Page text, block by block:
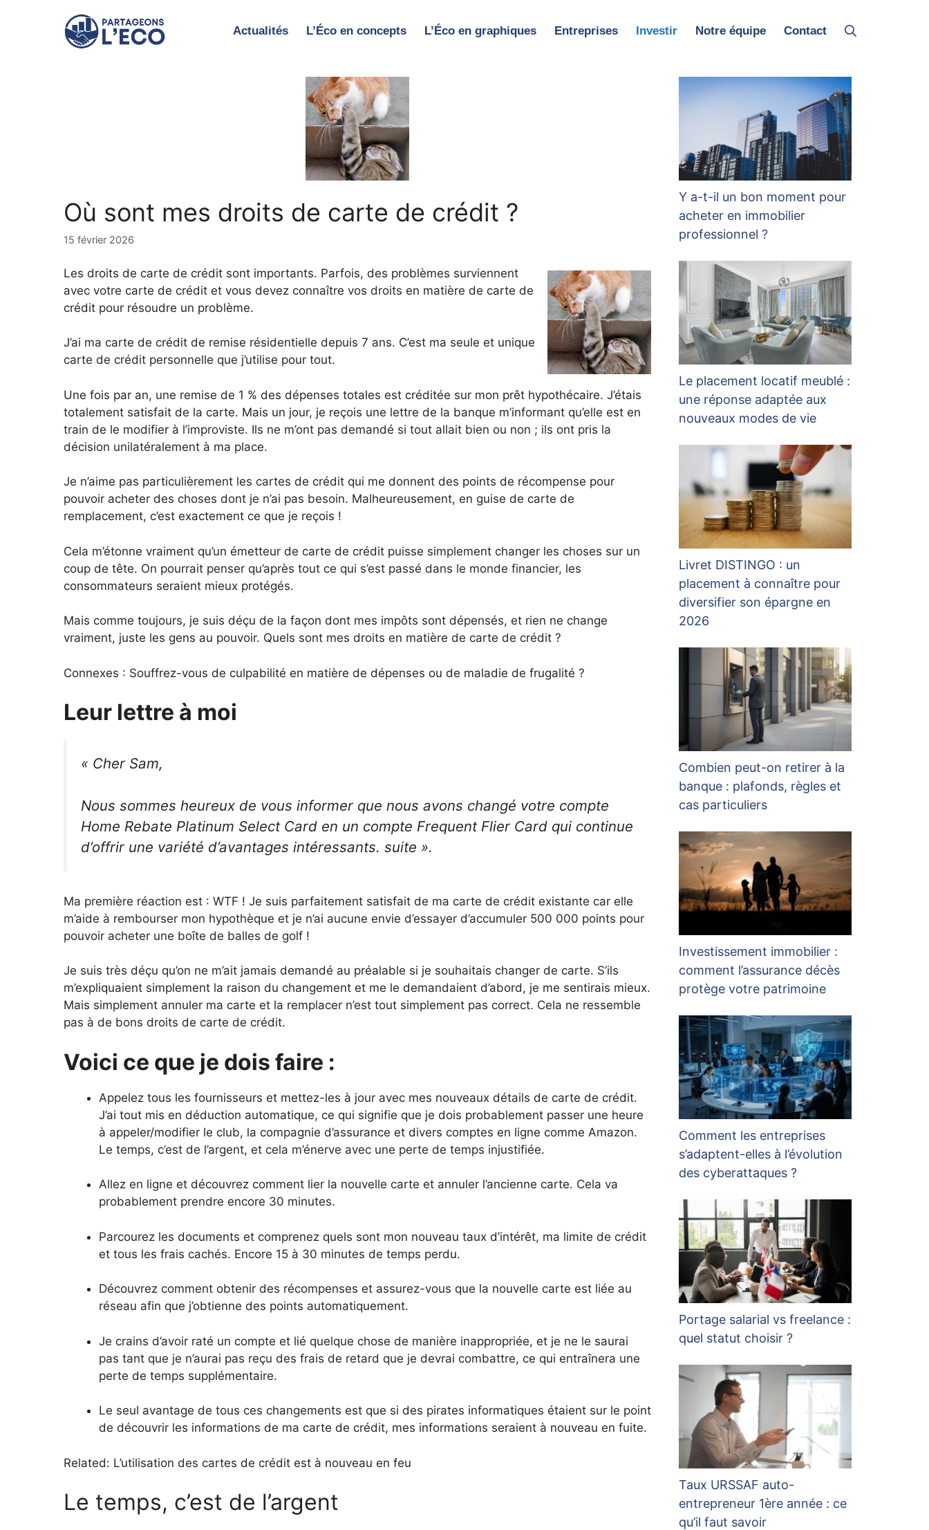
Actualités L’Éco en concepts L’Éco en graphiques Entreprises Investir Notre équipe Contact
Où sont mes droits de carte de crédit ?
15 février 2026
Les droits de carte de crédit sont importants. Parfois, des problèmes surviennent
avec votre carte de crédit et vous devez connaître vos droits en matière de carte de
crédit pour résoudre un problème.
J’ai ma carte de crédit de remise résidentielle depuis 7 ans. C’est ma seule et unique
carte de crédit personnelle que j’utilise pour tout.
Une fois par an, une remise de 1 % des dépenses totales est créditée sur mon prêt hypothécaire. J’étais
totalement satisfait de la carte. Mais un jour, je reçois une lettre de la banque m’informant qu’elle est en
train de le modifier à l’improviste. Ils ne m’ont pas demandé si tout allait bien ou non ; ils ont pris la
décision unilatéralement à ma place.
Je n’aime pas particulièrement les cartes de crédit qui me donnent des points de récompense pour
pouvoir acheter des choses dont je n’ai pas besoin. Malheureusement, en guise de carte de
remplacement, c’est exactement ce que je reçois !
Cela m’étonne vraiment qu’un émetteur de carte de crédit puisse simplement changer les choses sur un
coup de tête. On pourrait penser qu’après tout ce qui s’est passé dans le monde financier, les
consommateurs seraient mieux protégés.
Mais comme toujours, je suis déçu de la façon dont mes impôts sont dépensés, et rien ne change
vraiment, juste les gens au pouvoir. Quels sont mes droits en matière de carte de crédit ?
Connexes : Souffrez-vous de culpabilité en matière de dépenses ou de maladie de frugalité ?
Leur lettre à moi
« Cher Sam,
Nous sommes heureux de vous informer que nous avons changé votre compte
Home Rebate Platinum Select Card en un compte Frequent Flier Card qui continue
d’offrir une variété d’avantages intéressants. suite ».
Ma première réaction est : WTF ! Je suis parfaitement satisfait de ma carte de crédit existante car elle
m’aide à rembourser mon hypothèque et je n’ai aucune envie d’essayer d’accumuler 500 000 points pour
pouvoir acheter une boîte de balles de golf !
Je suis très déçu qu’on ne m’ait jamais demandé au préalable si je souhaitais changer de carte. S’ils
m’expliquaient simplement la raison du changement et me le demandaient d’abord, je me sentirais mieux.
Mais simplement annuler ma carte et la remplacer n’est tout simplement pas correct. Cela ne ressemble
pas à de bons droits de carte de crédit.
Voici ce que je dois faire :
Appelez tous les fournisseurs et mettez-les à jour avec mes nouveaux détails de carte de crédit.
J’ai tout mis en déduction automatique, ce qui signifie que je dois probablement passer une heure
à appeler/modifier le club, la compagnie d’assurance et divers comptes en ligne comme Amazon.
Le temps, c’est de l’argent, et cela m’énerve avec une perte de temps injustifiée.
Allez en ligne et découvrez comment lier la nouvelle carte et annuler l’ancienne carte. Cela va
probablement prendre encore 30 minutes.
Parcourez les documents et comprenez quels sont mon nouveau taux d’intérêt, ma limite de crédit
et tous les frais cachés. Encore 15 à 30 minutes de temps perdu.
Découvrez comment obtenir des récompenses et assurez-vous que la nouvelle carte est liée au
réseau afin que j’obtienne des points automatiquement.
Je crains d’avoir raté un compte et lié quelque chose de manière inappropriée, et je ne le saurai
pas tant que je n’aurai pas reçu des frais de retard que je devrai combattre, ce qui entraînera une
perte de temps supplémentaire.
Le seul avantage de tous ces changements est que si des pirates informatiques étaient sur le point
de découvrir les informations de ma carte de crédit, mes informations seraient à nouveau en fuite.
Related: L’utilisation des cartes de crédit est à nouveau en feu
Le temps, c’est de l’argent
Y a-t-il un bon moment pour
acheter en immobilier
professionnel ?
Le placement locatif meublé :
une réponse adaptée aux
nouveaux modes de vie
Livret DISTINGO : un
placement à connaître pour
diversifier son épargne en
2026
Combien peut-on retirer à la
banque : plafonds, règles et
cas particuliers
Investissement immobilier :
comment l’assurance décès
protège votre patrimoine
Comment les entreprises
s’adaptent-elles à l’évolution
des cyberattaques ?
Portage salarial vs freelance :
quel statut choisir ?
Taux URSSAF auto-
entrepreneur 1ère année : ce
qu’il faut savoir